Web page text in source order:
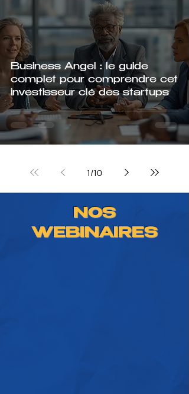
Business Angel : le guide
complet pour comprendre cet
investisseur clé des startups
1/10
NOS
WEBINAIRES